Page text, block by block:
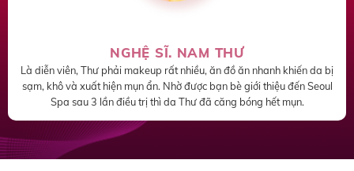
NGHỆ SĨ. NAM THƯ
Là diễn viên, Thư phải makeup rất nhiều, ăn đồ ăn nhanh khiến da bị
sạm, khô và xuất hiện mụn ẩn. Nhờ được bạn bè giới thiệu đến Seoul
Spa sau 3 lần điều trị thì da Thư đã căng bóng hết mụn.